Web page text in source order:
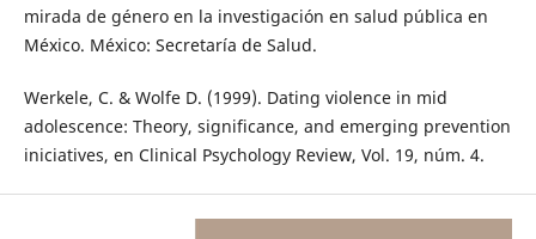
mirada de género en la investigación en salud pública en
México. México: Secretaría de Salud.
Werkele, C. & Wolfe D. (1999). Dating violence in mid
adolescence: Theory, significance, and emerging prevention
iniciatives, en Clinical Psychology Review, Vol. 19, núm. 4.